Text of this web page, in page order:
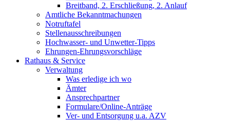
Breitband, 2. Erschließung, 2. Anlauf
Amtliche Bekanntmachungen
Notruftafel
Stellenausschreibungen
Hochwasser- und Unwetter-Tipps
Ehrungen-Ehrungsvorschläge
Rathaus & Service
Verwaltung
Was erledige ich wo
Ämter
Ansprechpartner
Formulare/Online-Anträge
Ver- und Entsorgung u.a. AZV